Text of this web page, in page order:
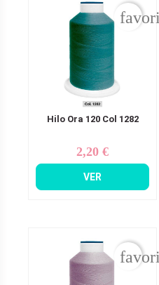
Hilo Ora 120 Col 1282
Precio
2,20 €
VER